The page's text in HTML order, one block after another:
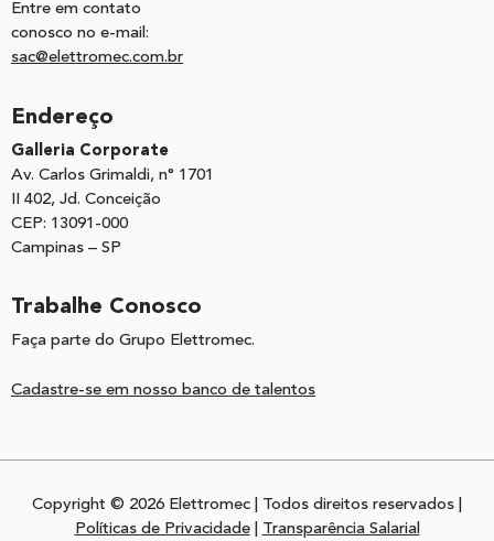
Entre em contato
conosco no e-mail:
sac@elettromec.com.br
Endereço
Galleria Corporate
Av. Carlos Grimaldi, n° 1701
II 402, Jd. Conceição
CEP: 13091-000
Campinas – SP
Trabalhe Conosco
Faça parte do Grupo Elettromec.
Cadastre-se em nosso banco de talentos
Copyright © 2026 Elettromec | Todos direitos reservados |
Políticas de Privacidade| Transparência Salarial